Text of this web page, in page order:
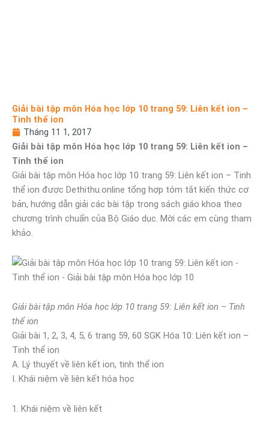
Giải bài tập môn Hóa học lớp 10 trang 59: Liên kết ion –
Tinh thể ion
Tháng 11 1, 2017
Giải bài tập môn Hóa học lớp 10 trang 59: Liên kết ion –
Tinh thể ion
Giải bài tập môn Hóa học lớp 10 trang 59: Liên kết ion – Tinh
thể ion được Dethithu.online tổng hợp tóm tắt kiến thức cơ
bản, hướng dẫn giải các bài tập trong sách giáo khoa theo
chương trình chuẩn của Bộ Giáo dục. Mời các em cùng tham
khảo.
Giải bài tập môn Hóa học lớp 10 trang 59: Liên kết ion – Tinh
thể ion
Giải bài 1, 2, 3, 4, 5, 6 trang 59, 60 SGK Hóa 10: Liên kết ion –
Tinh thể ion
A. Lý thuyết về liên kết ion, tinh thể ion
I. Khái niệm về liên kết hóa học
1. Khái niệm về liên kết